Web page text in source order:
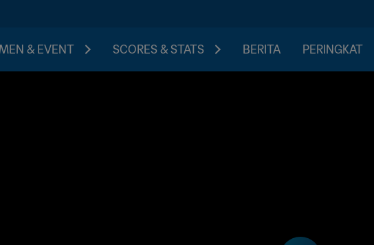
& EVENT SCORES & STATS BERITA PERINGKAT